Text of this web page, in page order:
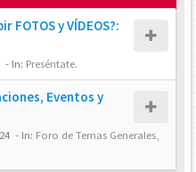
FOTOS y VÍDEOS?:
- In: Preséntate.
Eventos y
- In: Foro de Temas Generales,